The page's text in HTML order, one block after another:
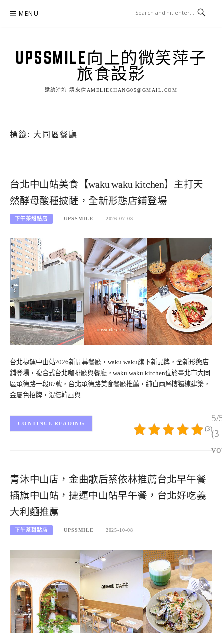
MENU
UPSSMILE向上的微笑萍子
旅食設影
邀約洽詢 請來信AMELIECHANG05@GMAIL.COM
標籤: 大同區餐廳
台北中山站美食【waku waku kitchen】主打天
然酵母酸種披薩，全新形態店鋪登場
下午茶甜點店 UPSSMILE 2026-07-03
台北捷運中山站2026新開幕餐廳，waku waku旗下新品牌，全新形態店
鋪登場，複合式台北咖啡廳與餐廳，waku waku kitchen位於臺北市大同
區承德路一段87號，台北承德路美食餐廳推薦，純白兩層樓獨棟建築，
金屬色招牌，混搭韓風與…
5/
(3
(3)
CONTINUE READING
青沐中山店，金曲歌后蔡依林推薦台北早午餐
插旗中山站，捷運中山站早午餐，台北好吃義
大利麵推薦
下午茶甜點店 UPSSMILE 2025-10-08